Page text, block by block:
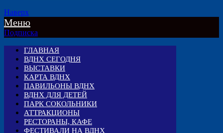
Наверх
Меню
Подписка
ГЛАВНАЯ
ВДНХ СЕГОДНЯ
ВЫСТАВКИ
КАРТА ВДНХ
ПАВИЛЬОНЫ ВДНХ
ВДНХ ДЛЯ ДЕТЕЙ
ПАРК СОКОЛЬНИКИ
АТТРАКЦИОНЫ
РЕСТОРАНЫ, КАФЕ
ФЕСТИВАЛИ НА ВДНХ